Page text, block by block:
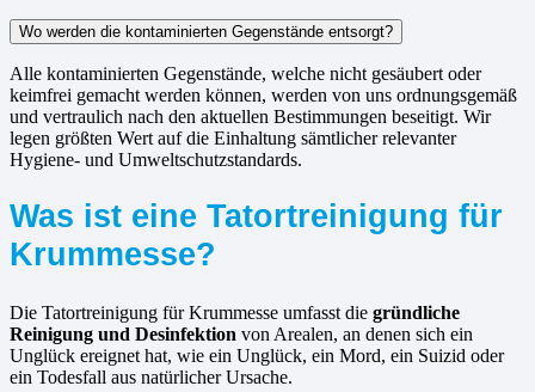
Wo werden die kontaminierten Gegenstände entsorgt?
Alle kontaminierten Gegenstände, welche nicht gesäubert oder
keimfrei gemacht werden können, werden von uns ordnungsgemäß
und vertraulich nach den aktuellen Bestimmungen beseitigt. Wir
legen größten Wert auf die Einhaltung sämtlicher relevanter
Hygiene- und Umweltschutzstandards.
Was ist eine Tatortreinigung für
Krummesse?
Die Tatortreinigung für Krummesse umfasst die gründliche
Reinigung und Desinfektion von Arealen, an denen sich ein
Unglück ereignet hat, wie ein Unglück, ein Mord, ein Suizid oder
ein Todesfall aus natürlicher Ursache.